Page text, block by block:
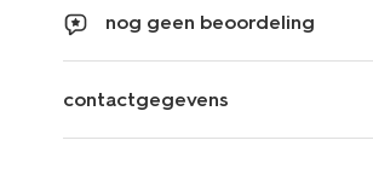
nog geen beoordeling
contactgegevens